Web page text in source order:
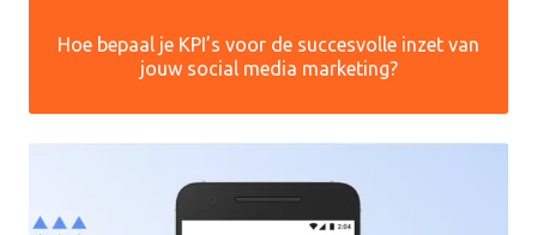
Hoe bepaal je KPI’s voor de succesvolle inzet van
jouw social media marketing?